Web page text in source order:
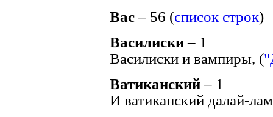
Вас– 56 (список строк)
Василиски– 1
Василиски и вампиры, (
Ватиканский– 1
И ватиканский далай-